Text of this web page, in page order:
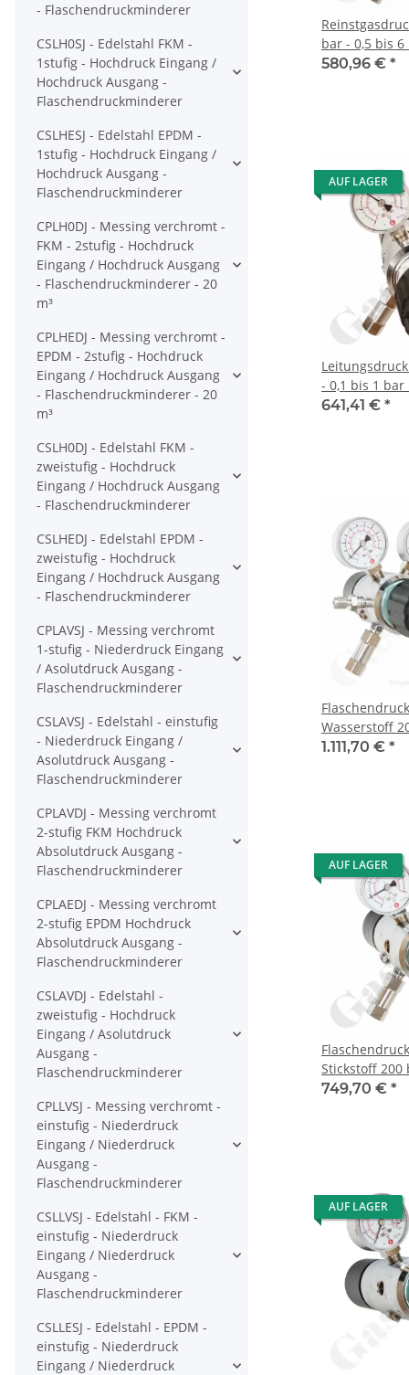
bar - 0,5 bis
stufig - IN /
580,96 € *
AUF LAGER
- 0,1 bis 1
- Eingang G 1/
641,41 € *
Wasserstoff
10 bar
1.111,70 € *
AUF LAGER
Stickstoff 200
bar regelbar -
CPLLVDJ
749,70 € *
AUF LAGER
- Flaschendruckminderer
CSLH0SJ - Edelstahl FKM -
1stufig - Hochdruck Eingang /
Hochdruck Ausgang -
Flaschendruckminderer
CSLHESJ - Edelstahl EPDM -
1stufig - Hochdruck Eingang /
Hochdruck Ausgang -
Flaschendruckminderer
CPLH0DJ - Messing verchromt -
FKM - 2stufig - Hochdruck
Eingang / Hochdruck Ausgang
- Flaschendruckminderer - 20
m³
CPLHEDJ - Messing verchromt -
EPDM - 2stufig - Hochdruck
Eingang / Hochdruck Ausgang
- Flaschendruckminderer - 20
m³
CSLH0DJ - Edelstahl FKM -
zweistufig - Hochdruck
Eingang / Hochdruck Ausgang
- Flaschendruckminderer
CSLHEDJ - Edelstahl EPDM -
zweistufig - Hochdruck
Eingang / Hochdruck Ausgang
- Flaschendruckminderer
CPLAVSJ - Messing verchromt
1-stufig - Niederdruck Eingang
/ Asolutdruck Ausgang -
Flaschendruckminderer
CSLAVSJ - Edelstahl - einstufig
- Niederdruck Eingang /
Asolutdruck Ausgang -
Flaschendruckminderer
CPLAVDJ - Messing verchromt
2-stufig FKM Hochdruck
Absolutdruck Ausgang -
Flaschendruckminderer
CPLAEDJ - Messing verchromt
2-stufig EPDM Hochdruck
Absolutdruck Ausgang -
Flaschendruckminderer
CSLAVDJ - Edelstahl -
zweistufig - Hochdruck
Eingang / Asolutdruck
Ausgang -
Flaschendruckminderer
CPLLVSJ - Messing verchromt -
einstufig - Niederdruck
Eingang / Niederdruck
Ausgang -
Flaschendruckminderer
CSLLVSJ - Edelstahl - FKM -
einstufig - Niederdruck
Eingang / Niederdruck
Ausgang -
Flaschendruckminderer
CSLLESJ - Edelstahl - EPDM -
einstufig - Niederdruck
Eingang / Niederdruck